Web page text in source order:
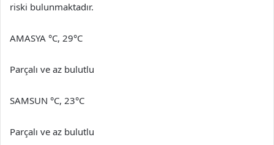
riski bulunmaktadır.
AMASYA °C, 29°C
Parçalı ve az bulutlu
SAMSUN °C, 23°C
Parçalı ve az bulutlu